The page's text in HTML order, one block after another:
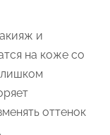
и
на коже со
оттенок